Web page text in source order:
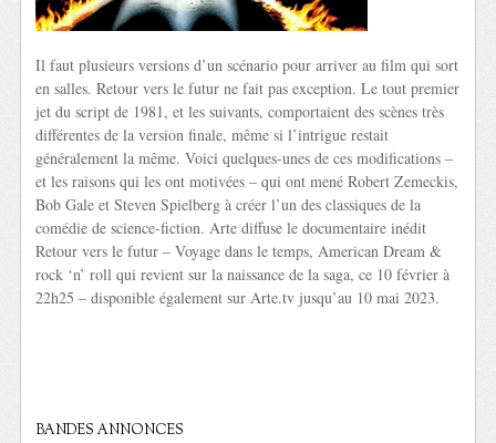
Il faut plusieurs versions d’un scénario pour arriver au film qui sort
en salles. Retour vers le futur ne fait pas exception. Le tout premier
jet du script de 1981, et les suivants, comportaient des scènes très
différentes de la version finale, même si l’intrigue restait
généralement la même. Voici quelques-unes de ces modifications –
et les raisons qui les ont motivées – qui ont mené Robert Zemeckis,
Bob Gale et Steven Spielberg à créer l’un des classiques de la
comédie de science-fiction. Arte diffuse le documentaire inédit
Retour vers le futur – Voyage dans le temps, American Dream &
rock ‘n’ roll qui revient sur la naissance de la saga, ce 10 février à
22h25 – disponible également sur Arte.tv jusqu’au 10 mai 2023.
BANDES ANNONCES